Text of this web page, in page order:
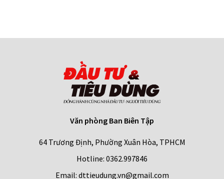
Văn phòng Ban Biên Tập
64 Trương Định, Phường Xuân Hòa, TPHCM
Hotline: 0362.997846
Email: dttieudung.vn@gmail.com